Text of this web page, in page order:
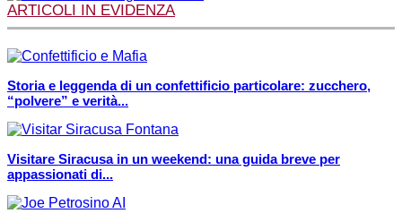
ARTICOLI IN EVIDENZA
Storia e leggenda di un confettificio particolare: zucchero,
“polvere” e verità...
Visitare Siracusa in un weekend: una guida breve per
appassionati di...